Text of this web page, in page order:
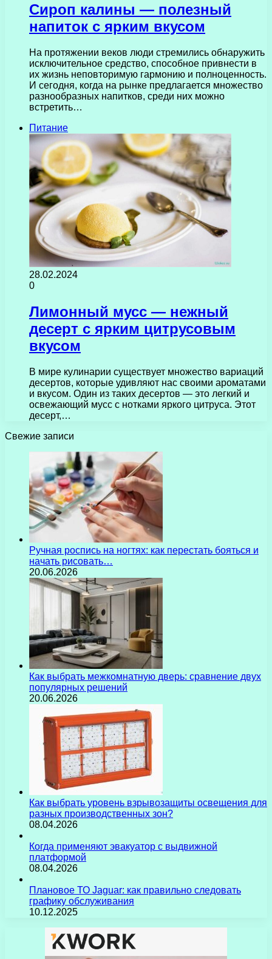
Сироп калины — полезный
напиток с ярким вкусом
На протяжении веков люди стремились обнаружить
исключительное средство, способное привнести в
их жизнь неповторимую гармонию и полноценность.
И сегодня, когда на рынке предлагается множество
разнообразных напитков, среди них можно
встретить…
Питание
28.02.2024
0
Лимонный мусс — нежный
десерт с ярким цитрусовым
вкусом
В мире кулинарии существует множество вариаций
десертов, которые удивляют нас своими ароматами
и вкусом. Один из таких десертов — это легкий и
освежающий мусс с нотками яркого цитруса. Этот
десерт,…
Свежие записи
Ручная роспись на ногтях: как перестать бояться и
начать рисовать…
20.06.2026
Как выбрать межкомнатную дверь: сравнение двух
популярных решений
20.06.2026
Как выбрать уровень взрывозащиты освещения для
разных производственных зон?
08.04.2026
Когда применяют эвакуатор с выдвижной
платформой
08.04.2026
Плановое ТО Jaguar: как правильно следовать
графику обслуживания
10.12.2025